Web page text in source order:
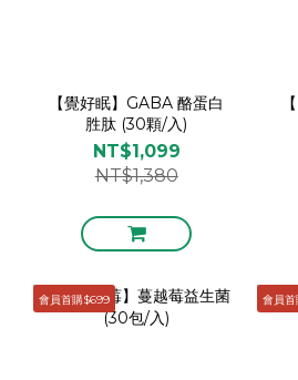
【覺好眠】GABA 酪蛋白
胜肽 (30顆/入)
NT$1,099
NT$1,380
會員首購$699 會員首